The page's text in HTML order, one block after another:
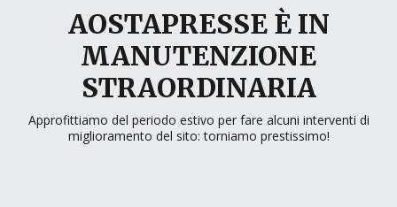
AOSTAPRESSE È IN
MANUTENZIONE
STRAORDINARIA
Approfittiamo del periodo estivo per fare alcuni interventi di
miglioramento del sito: torniamo prestissimo!